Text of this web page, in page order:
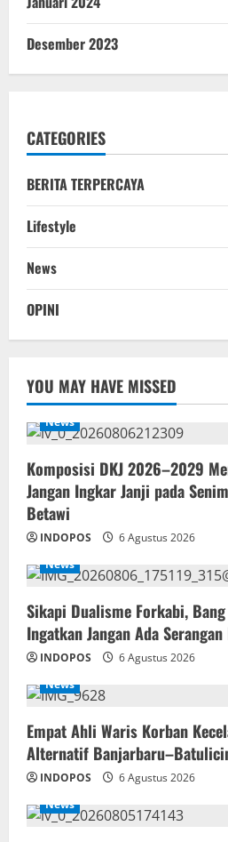
Desember 2023
CATEGORIES
BERITA TERPERCAYA
Lifestyle
News
OPINI
YOU MAY HAVE MISSED
News
Komposisi DKJ 2026–2029
Jangan Ingkar Janji pada
Betawi
INDOPOS
6 Agustus 2026
News
Sikapi Dualisme Forkabi,
Ingatkan Jangan Ada
INDOPOS
6 Agustus 2026
News
Empat Ahli Waris Korban
Alternatif
INDOPOS
6 Agustus 2026
News